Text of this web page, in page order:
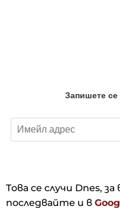
Това се случи Dnes,
последвайте и в